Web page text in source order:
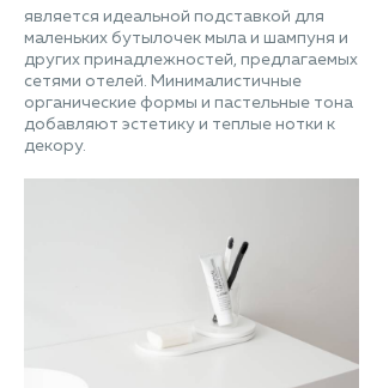
является идеальной подставкой для
маленьких бутылочек мыла и шампуня и
других принадлежностей, предлагаемых
сетями отелей. Минималистичные
органические формы и пастельные тона
добавляют эстетику и теплые нотки к
декору.